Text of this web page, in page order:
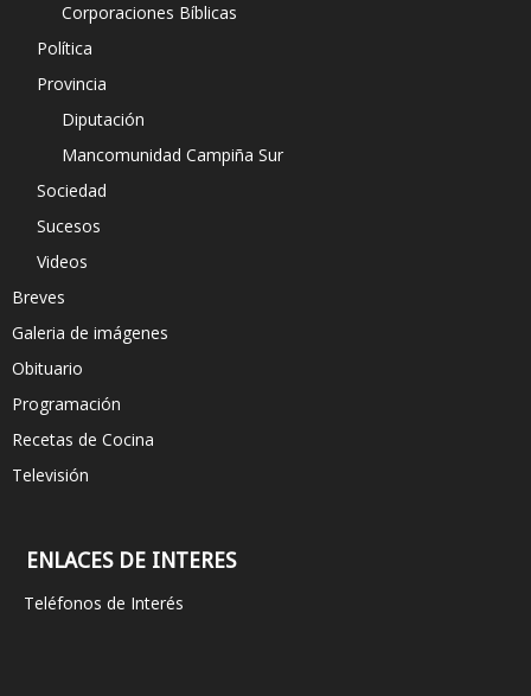
Corporaciones Bíblicas
Política
Provincia
Diputación
Mancomunidad Campiña Sur
Sociedad
Sucesos
Videos
Breves
Galeria de imágenes
Obituario
Programación
Recetas de Cocina
Televisión
ENLACES DE INTERES
Teléfonos de Interés